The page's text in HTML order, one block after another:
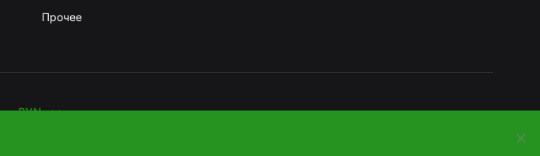
Прочее
BYN